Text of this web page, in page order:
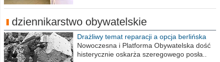
dziennikarstwo obywatelskie
Drażliwy temat reparacji a opcja berlińska
Nowoczesna i Platforma Obywatelska dość
histerycznie oskarża szeregowego posła..